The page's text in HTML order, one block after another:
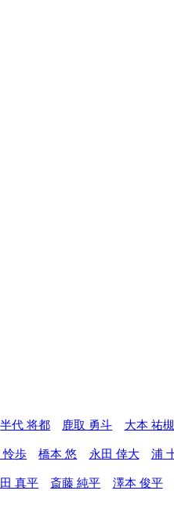
半代 将都 鹿取 勇斗 大本 祐槻
怜歩 橋本 悠 永田 倖大 浦
真平 斎藤 純平 澤本 俊平